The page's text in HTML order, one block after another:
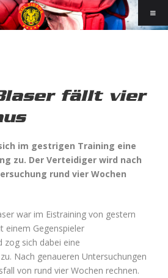
fällt vier
im gestrigen Training eine
zu. Der Verteidiger wird nach
rund vier Wochen
war im Eistraining von gestern
einem Gegenspieler
zog sich dabei eine
Nach genaueren Untersuchungen
von rund vier Wochen rechnen.